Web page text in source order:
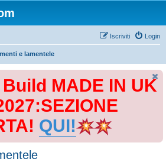
Login
Iscriviti
e lamentele
MADE IN UK
QUI!